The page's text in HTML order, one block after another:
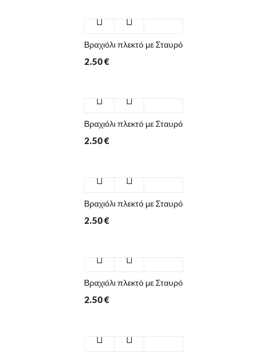
Βραχιόλι πλεκτό με Σταυρό
2.50€
Βραχιόλι πλεκτό με Σταυρό
2.50€
Βραχιόλι πλεκτό με Σταυρό
2.50€
Βραχιόλι πλεκτό με Σταυρό
2.50€